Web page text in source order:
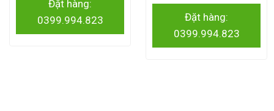
Đặt hàng:
0399.994.823
Đặt hàng:
0399.994.823